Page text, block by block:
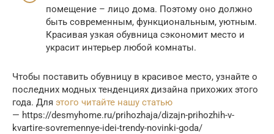
помещение – лицо дома. Поэтому оно должно
быть современным, функциональным, уютным.
Красивая узкая обувница сэкономит место и
украсит интерьер любой комнаты.
Чтобы поставить обувницу в красивое место, узнайте о
последних модных тенденциях дизайна прихожих этого
года. Для этого читайте нашу статью
— https://desmyhome.ru/prihozhaja/dizajn-prihozhih-v-
kvartire-sovremennye-idei-trendy-novinki-goda/